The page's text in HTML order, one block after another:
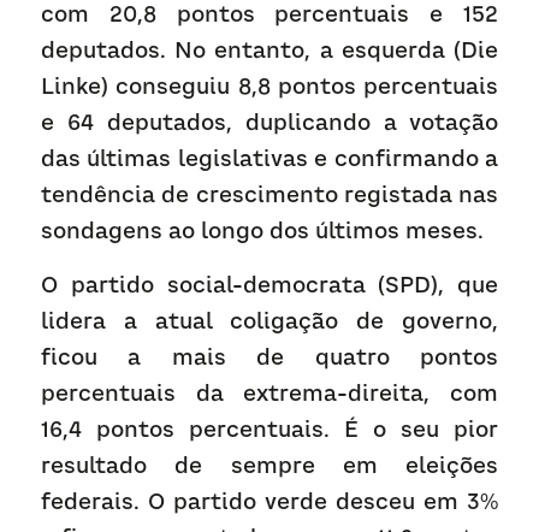
com 20,8 pontos percentuais e 152
deputados. No entanto, a esquerda (Die
Linke) conseguiu 8,8 pontos percentuais
e 64 deputados, duplicando a votação
das últimas legislativas e confirmando a
tendência de crescimento registada nas
sondagens ao longo dos últimos meses.
O partido social-democrata (SPD), que
lidera a atual coligação de governo,
ficou a mais de quatro pontos
percentuais da extrema-direita, com
16,4 pontos percentuais. É o seu pior
resultado de sempre em eleições
federais. O partido verde desceu em 3%